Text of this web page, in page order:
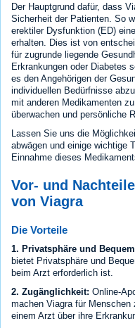
Der Hauptgrund dafür, dass
Sicherheit der Patienten. So
erektiler Dysfunktion (ED)
erhalten. Dies ist von
für zugrunde liegende
Erkrankungen oder Diabetes
es den Angehörigen der
individuellen Bedürfnisse
mit anderen Medikamenten
überwachen und persönliche
Lassen Sie uns die
abwägen und einige wichtige
Einnahme dieses
Vor- und
von Viagra
Die Vorteile
1. Privatsphäre und
bietet Privatsphäre und
beim Arzt erforderlich ist.
2. Zugänglichkeit: Online-
machen Viagra für
einem Arzt über ihre